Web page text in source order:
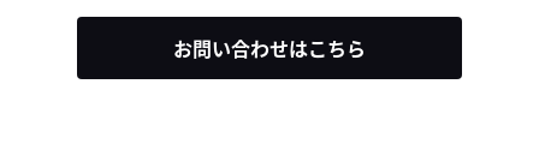
お問い合わせはこちら